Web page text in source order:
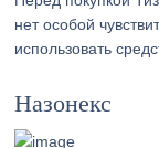
нет особой
использовать
Назонекс